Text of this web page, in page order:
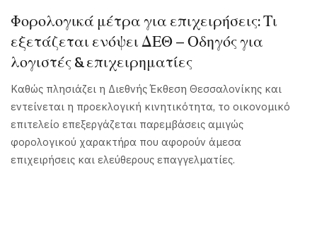
Φορολογικά μέτρα για επιχειρήσεις: Τι
εξετάζεται ενόψει ΔΕΘ – Οδηγός για
λογιστές & επιχειρηματίες
Καθώς πλησιάζει η Διεθνής Έκθεση Θεσσαλονίκης και
εντείνεται η προεκλογική κινητικότητα, το οικονομικό
επιτελείο επεξεργάζεται παρεμβάσεις αμιγώς
φορολογικού χαρακτήρα που αφορούν άμεσα
επιχειρήσεις και ελεύθερους επαγγελματίες.